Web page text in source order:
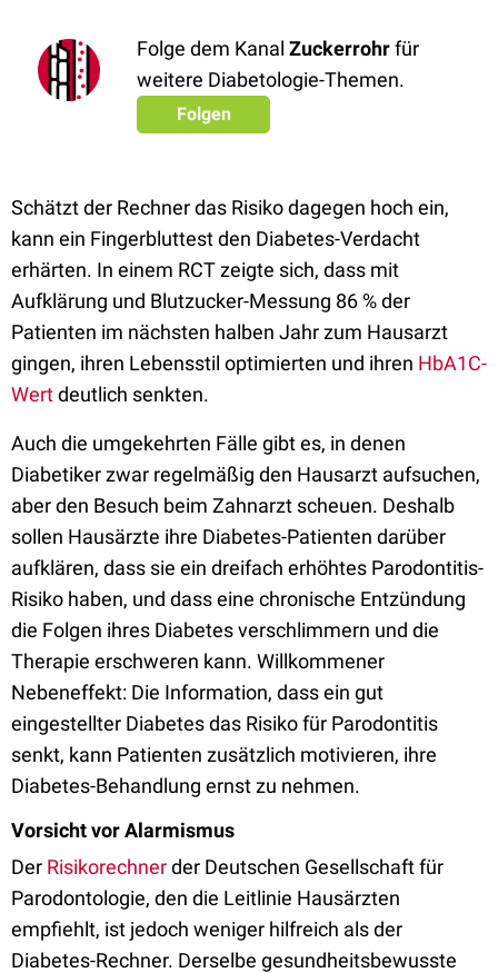
Folge dem Kanal Zuckerrohrfür
weitere Diabetologie-Themen.
Folgen
Schätzt der Rechner das Risiko dagegen hoch ein,
kann ein Fingerbluttest den Diabetes-Verdacht
erhärten. In einem RCT zeigte sich, dass mit
Aufklärung und Blutzucker-Messung 86 % der
Patienten im nächsten halben Jahr zum Hausarzt
gingen, ihren Lebensstil optimierten und ihren HbA1C-
Wertdeutlich senkten.
Auch die umgekehrten Fälle gibt es, in denen
Diabetiker zwar regelmäßig den Hausarzt aufsuchen,
aber den Besuch beim Zahnarzt scheuen. Deshalb
sollen Hausärzte ihre Diabetes-Patienten darüber
aufklären, dass sie ein dreifach erhöhtes Parodontitis-
Risiko haben, und dass eine chronische Entzündung
die Folgen ihres Diabetes verschlimmern und die
Therapie erschweren kann. Willkommener
Nebeneffekt: Die Information, dass ein gut
eingestellter Diabetes das Risiko für Parodontitis
senkt, kann Patienten zusätzlich motivieren, ihre
Diabetes-Behandlung ernst zu nehmen.
Vorsicht vor Alarmismus
Der Risikorechnerder Deutschen Gesellschaft für
Parodontologie, den die Leitlinie Hausärzten
empfiehlt, ist jedoch weniger hilfreich als der
Diabetes-Rechner. Derselbe gesundheitsbewusste